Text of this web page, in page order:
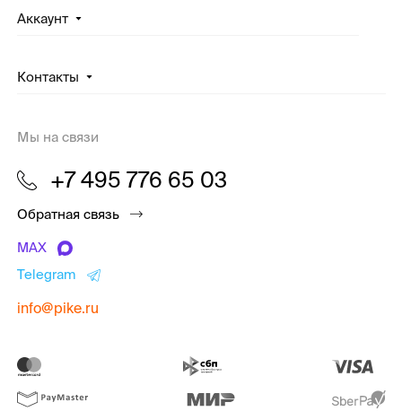
Аккаунт
Контакты
Мы на связи
+7 495 776 65 03
Обратная связь
MAX
Telegram
info@pike.ru